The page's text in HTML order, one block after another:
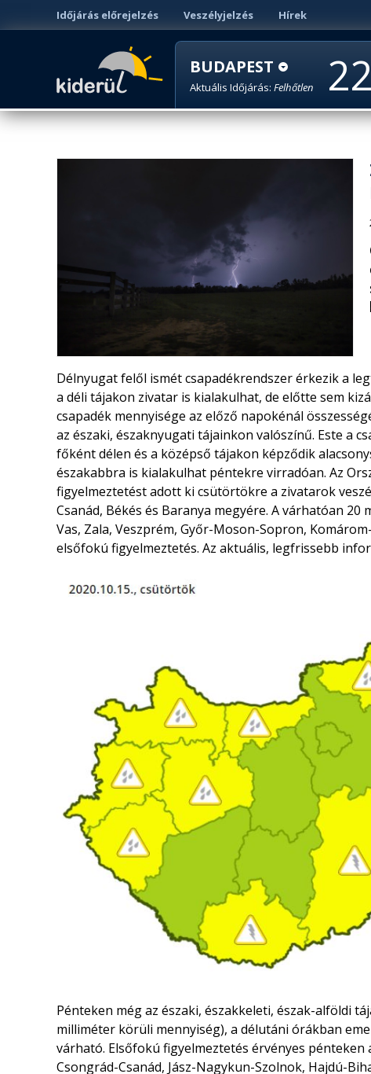
Időjárás előrejelzés Veszélyjelzés Hírek
BUDAPEST
Aktuális Időjárás: Felhőtlen 22
Délnyugat felől ismét csapadékrendszer érkezik a
a déli tájakon zivatar is kialakulhat, de előtte sem
csapadék mennyisége az előző napokénál
az északi, északnyugati tájainkon valószínű. Este a
főként délen és a középső tájakon képződik
északabbra is kialakulhat péntekre virradóan. Az
figyelmeztetést adott ki csütörtökre a zivatarok
Csanád, Békés és Baranya megyére. A várhatóan
Vas, Zala, Veszprém, Győr-Moson-Sopron,
elsőfokú figyelmeztetés. Az aktuális, legfrissebb
Pénteken még az északi, északkeleti, észak-alföldi
milliméter körüli mennyiség), a délutáni órákban
várható. Elsőfokú figyelmeztetés érvényes
Csongrád-Csanád, Jász-Nagykun-Szolnok, Hajdú-